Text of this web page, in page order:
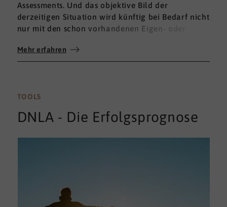
Assessments. Und das objektive Bild der
derzeitigen Situation wird künftig bei Bedarf nicht
nur mit den schon vorhandenen Eigen- oder
umfassenden 360°-Feedback.
Mehr erfahren
TOOLS
DNLA - Die Erfolgsprognose